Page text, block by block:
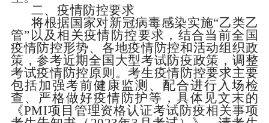
二、疫情防控要求
将根据国家对新冠病毒感染实施“乙类乙
管”以及相关疫情防控要求，结合当前全国
疫情防控形势、各地疫情防控和活动组织政
策，参考近期全国大型考试防疫政策，调整
考试疫情防控原则。考生疫情防控要求主要
包括加强考前健康监测、配合进行入场检
查、严格做好疫情防护等，具体见文末的
《PMI项目管理资格认证考试防疫相关事项